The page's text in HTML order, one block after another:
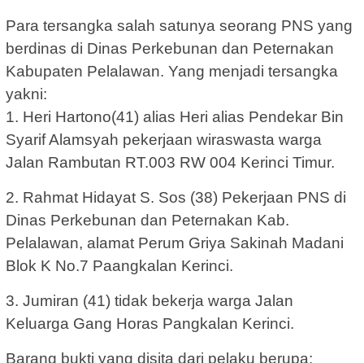
Para tersangka salah satunya seorang PNS yang
berdinas di Dinas Perkebunan dan Peternakan
Kabupaten Pelalawan. Yang menjadi tersangka
yakni:
1. Heri Hartono(41) alias Heri alias Pendekar Bin
Syarif Alamsyah pekerjaan wiraswasta warga
Jalan Rambutan RT.003 RW 004 Kerinci Timur.
2. Rahmat Hidayat S. Sos (38) Pekerjaan PNS di
Dinas Perkebunan dan Peternakan Kab.
Pelalawan, alamat Perum Griya Sakinah Madani
Blok K No.7 Paangkalan Kerinci.
3. Jumiran (41) tidak bekerja warga Jalan
Keluarga Gang Horas Pangkalan Kerinci.
Barang bukti yang disita dari pelaku berupa: